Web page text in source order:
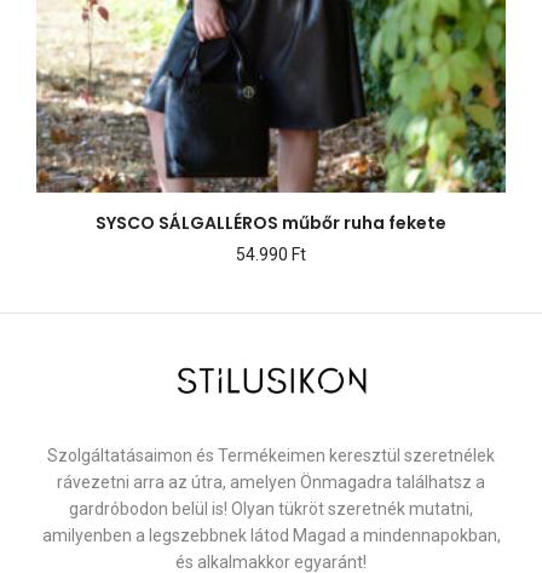
SYSCO SÁLGALLÉROS műbőr ruha fekete
54.990 Ft
Szolgáltatásaimon és Termékeimen keresztül szeretnélek
rávezetni arra az útra, amelyen Önmagadra találhatsz a
gardróbodon belül is! Olyan tükröt szeretnék mutatni,
amilyenben a legszebbnek látod Magad a mindennapokban,
és alkalmakkor egyaránt!